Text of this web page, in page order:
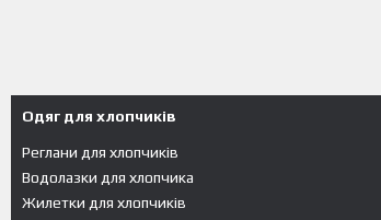
Одяг для хлопчиків
Реглани для хлопчиків
Водолазки для хлопчика
Жилетки для хлопчиків